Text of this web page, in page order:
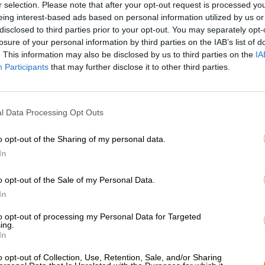
selection. Please note that after your opt-out request is processed
interest-based ads based on personal information utilized by us
to third parties prior to your opt-out. You may separately
of your personal information by third parties on the IAB’s list of
This information may also be disclosed by us to third parties on the
Participants that may further disclose it to other third parties.
Data Processing Opt Outs
opt-out of the Sharing of my personal data.
opt-out of the Sale of my Personal Data.
opt-out of processing my Personal Data for Targeted
opt-out of Collection, Use, Retention, Sale, and/or Sharing
* Les prix incluent la TVA légale. PlusLivraison Dépôt €
Description Critiques
Le dernier né de la gamme triée sur le volet de la
plus de quatre houblons aromatiques américains, une
brassée. Les flocons, associés au lactose utilisé,
veloutée et une fine onctuosité. Certains types de malt
L'IPA se présente dans le verre de couleur paille
quantité de mousse blanche et aérienne couronne la
malt torréfié, d'herbes fraîchement coupées, d'écorce
révèle un corps corsé avec une texture crémeuse,
soyeuse dans la gorge, mais elle dorlote d'abord le
L'ananas juteux rencontre la mangue, le
complète les arômes. L'amertume est contenue
brillante qu'elle s'intensifie jusqu'à devenir une note